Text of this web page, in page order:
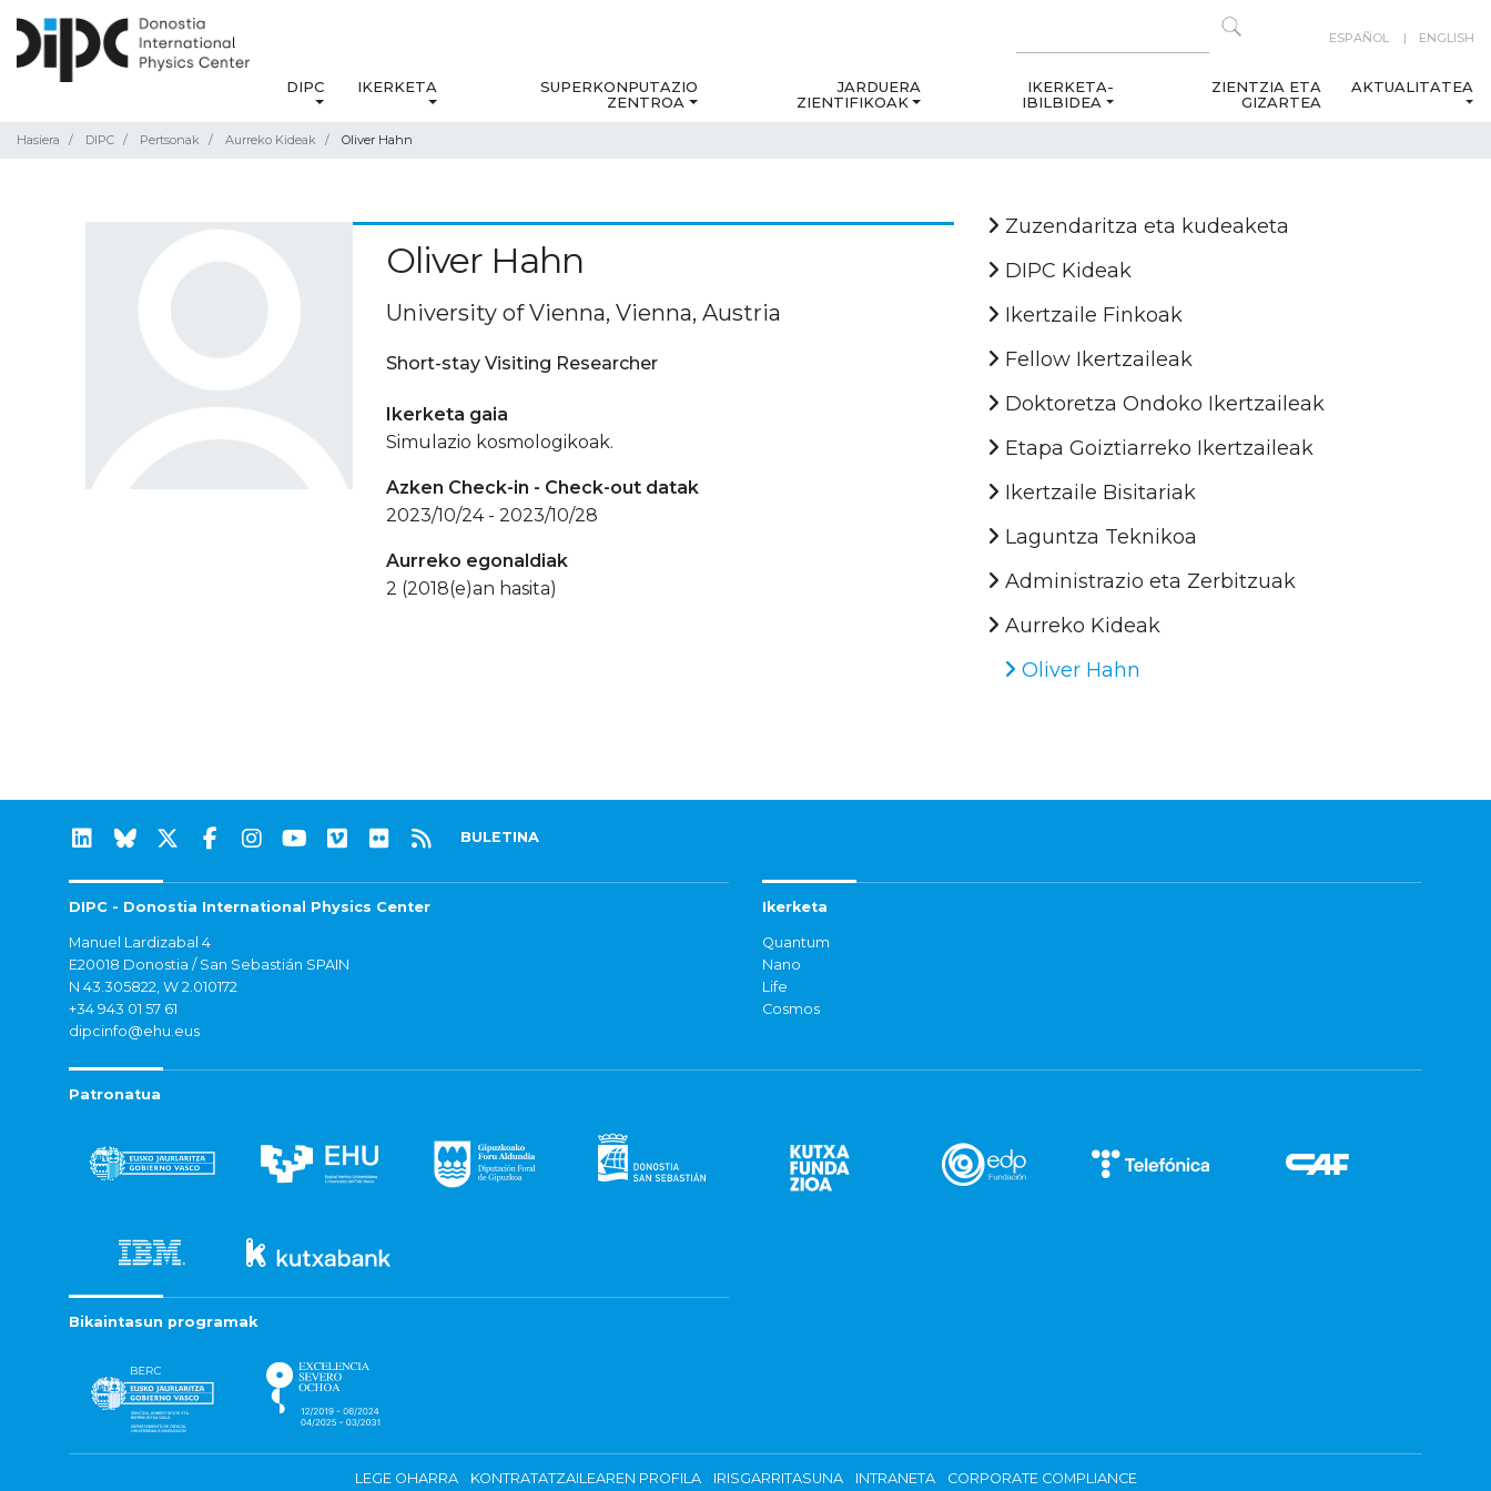
ESPAÑOL ENGLISH
DIPC IKERKETA
SUPERKONPUTAZIO
ZENTROA
JARDUERA
ZIENTIFIKOAK
IKERKETA-
IBILBIDEA
ZIENTZIA ETA
GIZARTEA
AKTUALITATEA
Hasiera DIPC Pertsonak Aurreko Kideak Oliver Hahn
Oliver Hahn
University of Vienna, Vienna, Austria
Short-stay Visiting Researcher
Ikerketa gaia
Simulazio kosmologikoak.
Azken Check-in - Check-out datak
2023/10/24 - 2023/10/28
Aurreko egonaldiak
2 (2018(e)an hasita)
Zuzendaritza eta kudeaketa
DIPC Kideak
Ikertzaile Finkoak
Fellow Ikertzaileak
Doktoretza Ondoko Ikertzaileak
Etapa Goiztiarreko Ikertzaileak
Ikertzaile Bisitariak
Laguntza Teknikoa
Administrazio eta Zerbitzuak
Aurreko Kideak
Oliver Hahn
BULETINA
DIPC - Donostia International Physics Center
Manuel Lardizabal 4
E20018 Donostia / San Sebastián SPAIN
N 43.305822, W 2.010172
+34 943 01 57 61
dipcinfo@ehu.eus
Ikerketa
Quantum
Nano
Life
Cosmos
Patronatua
Bikaintasun programak
LEGE OHARRA KONTRATATZAILEAREN PROFILA IRISGARRITASUNA INTRANETA CORPORATE COMPLIANCE